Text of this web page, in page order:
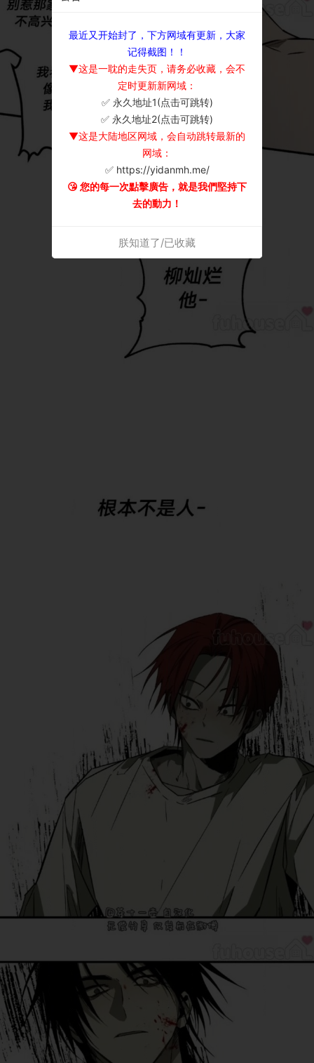
最近又开始封了，下方网域有更新，大家
记得截图！！
▼这是一耽的走失页，请务必收藏，会不
定时更新新网域：
✅ 永久地址1(点击可跳转)
✅ 永久地址2(点击可跳转)
▼这是大陆地区网域，会自动跳转最新的
网域：
✅ https://yidanmh.me/
😘 您的每一次點擊廣告，就是我們堅持下
去的動力！
朕知道了/已收藏